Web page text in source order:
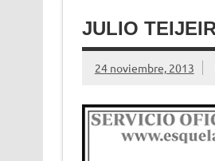
JULIO
24 noviembre, 2013